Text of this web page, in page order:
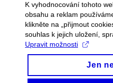
K vyhodnocování tohoto
obsahu a reklam
klikněte na „přijmout
souhlas k jejich uložení,
Upravit možnosti
Jen